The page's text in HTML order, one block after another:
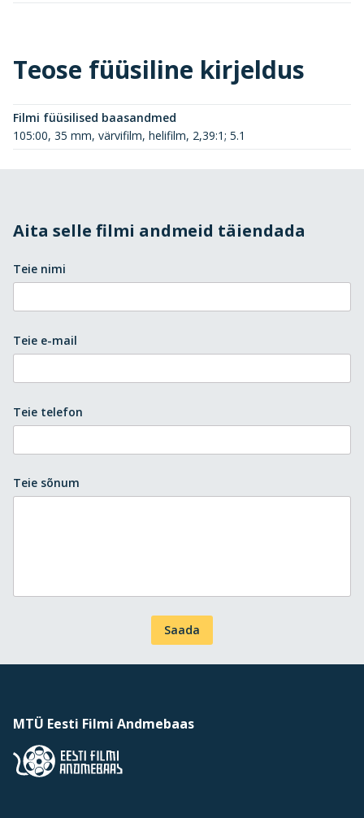
Teose füüsiline kirjeldus
Filmi füüsilised baasandmed
105:00, 35 mm, värvifilm, helifilm, 2,39:1; 5.1
Aita selle filmi andmeid täiendada
Teie nimi
Teie e-mail
Teie telefon
Teie sõnum
Saada
MTÜ Eesti Filmi Andmebaas